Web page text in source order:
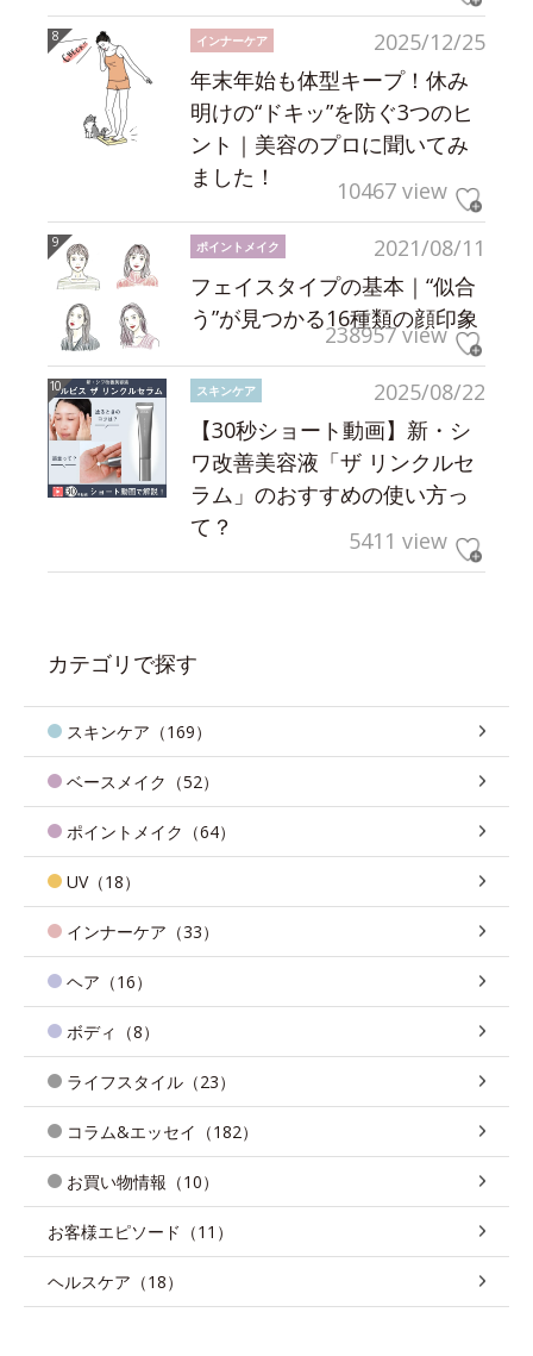
2025/12/25
インナーケア
年末年始も体型キープ！休み
明けの“ドキッ”を防ぐ3つのヒ
ント｜美容のプロに聞いてみ
ました！
10467 view
2021/08/11
ポイントメイク
フェイスタイプの基本｜“似合
う”が見つかる16種類の顔印象
238957 view
2025/08/22
スキンケア
【30秒ショート動画】新・シ
ワ改善美容液「ザ リンクルセ
ラム」のおすすめの使い方っ
て？
5411 view
カテゴリで探す
スキンケア（169）
ベースメイク（52）
ポイントメイク（64）
UV（18）
インナーケア（33）
ヘア（16）
ボディ（8）
ライフスタイル（23）
コラム&エッセイ（182）
お買い物情報（10）
お客様エピソード（11）
ヘルスケア（18）